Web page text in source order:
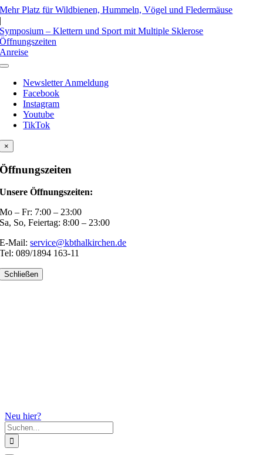
Zum
springen
Mehr Platz für Wildbienen, Hummeln, Vögel und Fledermäuse
|
Symposium – Klettern und Sport mit Multiple Sklerose
Öffnungszeiten
Anreise
Toggle
NavigationNewsletter Anmeldung
Facebook
Instagram
Youtube
TikTok
×
Öffnungszeiten
Unsere Öffnungszeiten:
Mo – Fr: 7:00 – 23:00
Sa, So, Feiertag: 8:00 – 23:00
E-Mail:service@kbthalkirchen.de
Tel: 089/1894 163-11
Schließen
Neu hier?
Suche
nach: